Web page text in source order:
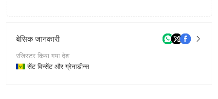
बेसिक जानकारी
रजिस्टर किया गया देश
सेंट विन्सेंट और ग्रेनाडीन्स